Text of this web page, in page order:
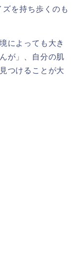
ズを持ち歩くのも
によっても大き
が」、自分の肌
つけることが大